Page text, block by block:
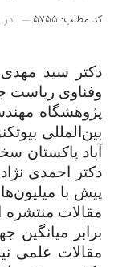
کد مطلب: ۵۷۵۵ در
دکتر سید
وفناوی ریاست
پژوهشگاه
بین‌المللی
آباد پاکستان
دکتر احمدی
پیش با
برابر
مقالات علمی